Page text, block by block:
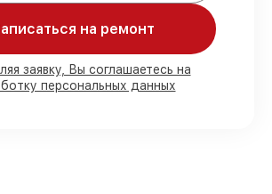
по ремонту проводятся в
клиента
Legat готовы к
в наших мастерских в
на ремонт
заявку, Вы соглашаетесь на
персональных данных